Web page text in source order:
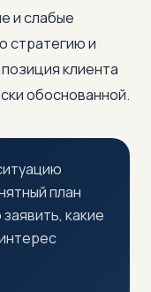
и слабые
стратегию и
клиента
обоснованной.
план
какие